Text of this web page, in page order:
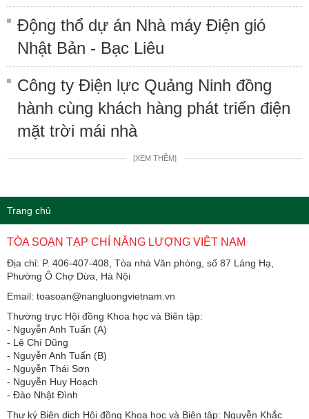
Động thổ dự án Nhà máy Điện gió
Nhật Bản - Bạc Liêu
Công ty Điện lực Quảng Ninh đồng
hành cùng khách hàng phát triển điện
mặt trời mái nhà
[XEM THÊM]
Trang chủ
TÒA SOẠN TẠP CHÍ NĂNG LƯỢNG VIỆT NAM
Địa chỉ: P. 406-407-408, Tòa nhà Văn phòng, số 87 Láng Hạ,
Phường Ô Chợ Dừa, Hà Nội
Email: toasoan@nangluongvietnam.vn
Thường trực Hội đồng Khoa học và Biên tập:
​​​​​​- Nguyễn Anh Tuấn (A)
- Lê Chí Dũng
- Nguyễn Anh Tuấn (B)
- Nguyễn Thái Sơn
- Nguyễn Huy Hoạch
- Đào Nhật Đình
Thư ký Biên dịch Hội đồng Khoa học và Biên tập: Nguyễn Khắc